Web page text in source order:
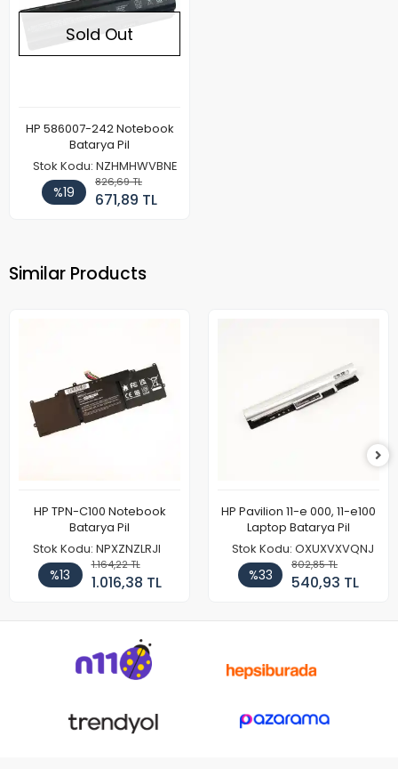
Sold Out
HP 586007-242 Notebook
Batarya Pil
Stok Kodu: NZHMHWVBNE
%19
826,69 TL
671,89 TL
Similar Products
HP TPN-C100 Notebook
Batarya Pil
Stok Kodu: NPXZNZLRJI
%13
1.164,22 TL
1.016,38 TL
HP Pavilion 11-e 000, 11-e100
Laptop Batarya Pil
Stok Kodu: OXUXVXVQNJ
%33
802,85 TL
540,93 TL